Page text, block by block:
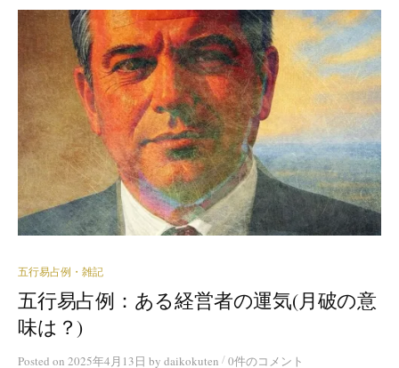
五行易占例・雑記
五行易占例：ある経営者の運気(月破の意
味は？)
Posted on 2025年4月13日 by daikokuten /0件のコメント